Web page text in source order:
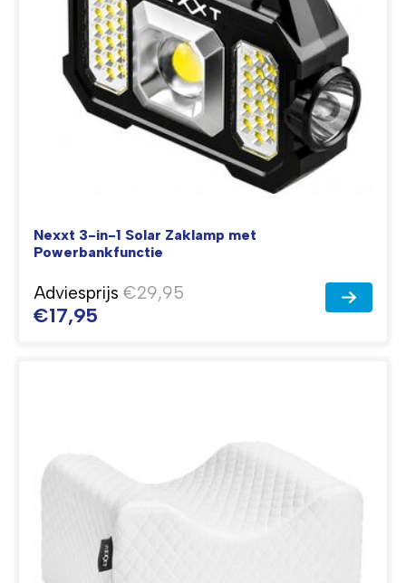
Nexxt 3-in-1 Solar Zaklamp met
Powerbankfunctie
Adviesprijs €29,95
€17,95